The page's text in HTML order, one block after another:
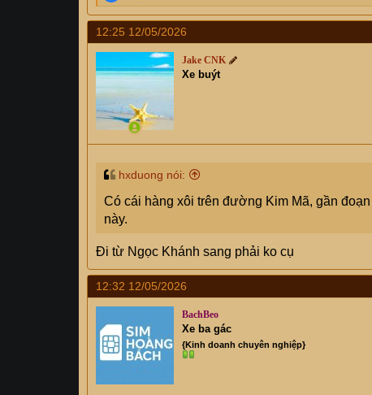
e
a
c
t
i
o
s
:
12:25 12/05/2026
Jake CNK
Xe buýt
hxduong nói:
Có cái hàng xôi trên đường Kim Mã, gần
này.
Đi từ Ngọc Khánh sang phải ko cụ
12:32 12/05/2026
BachBeo
Xe ba gác
{Kinh doanh chuyên nghiệp}